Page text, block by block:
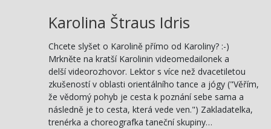
Karolina Štraus Idris
Chcete slyšet o Karolině přímo od Karoliny? :-)
Mrkněte na kratší Karolinin videomedailonek a
delší videorozhovor. Lektor s více než dvacetiletou
zkušeností v oblasti orientálního tance a jógy ("Věřím,
že vědomý pohyb je cesta k poznání sebe sama a
následně je to cesta, která vede ven.") Zakladatelka,
trenérka a choreografka taneční skupiny…